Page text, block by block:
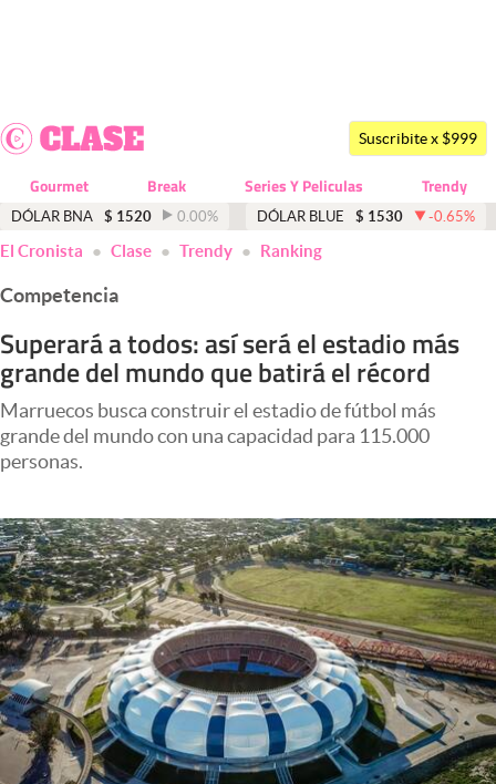
Dólar
Economía y Política
Finanzas y Mercados
Mercados Online
Negocios
Columnistas
Apertura
Clase
Clima
Mundial 2026
Eventos Corporativos
El Cronista Studio
Mediakit
Suscribite x $999
Gourmet Break Series Y Peliculas Trendy
DÓLAR BNA $ 1520 0.00% DÓLAR BLUE $ 1530 -0.65%
El Cronista Clase Trendy Ranking
Competencia
Superará a todos: así será el estadio más
grande del mundo que batirá el récord
Marruecos busca construir el estadio de fútbol más
grande del mundo con una capacidad para 115.000
personas.